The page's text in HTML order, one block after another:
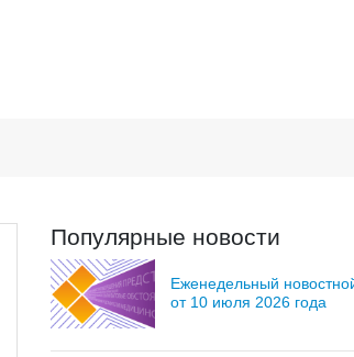
Популярные новости
Еженедельный
от 10 июля 2026 года